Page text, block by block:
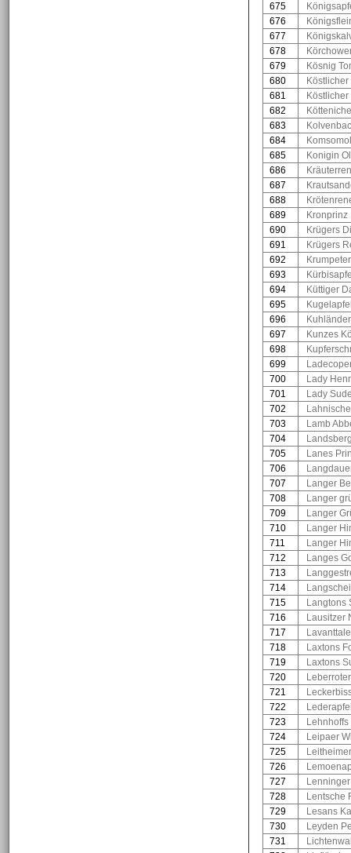
675
676
677
678
679
Kösnig
680
Köstlicher
681
682
683
684
685
Konigin
686
687
688
689
Kronprinz
690
Krügers
691
Krügers
692
Krumpeter
693
694
Küttiger
695
696
697
Kunzes
698
699
700
Lady
701
Lady
702
703
Lamb
704
705
Lanes
706
707
Langer
708
Langer
709
Langer
710
Langer
711
Langer
712
Langes
713
714
715
Langtons
716
Lausitzer
717
718
Laxtons
719
Laxtons
720
721
722
723
724
Leipaer
725
726
727
728
Lentsche
729
Lesans
730
Leyden
731